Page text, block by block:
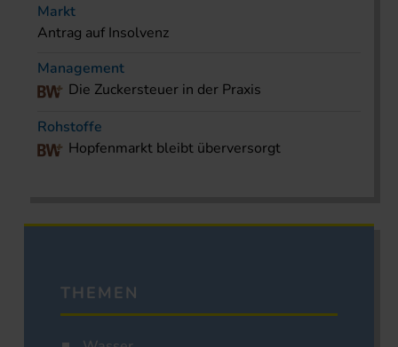
Markt
Antrag auf Insolvenz
Management
Die Zuckersteuer in der Praxis
Rohstoffe
Hopfenmarkt bleibt überversorgt
THEMEN